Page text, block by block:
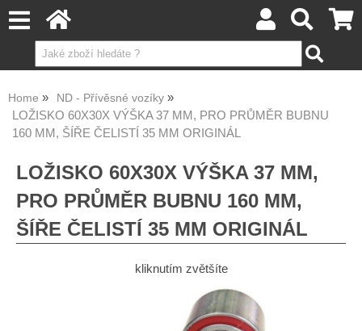
Home ND - Přívěsné vozíky
LOŽISKO 60X30X VÝŠKA 37 MM, PRO PRŮMĚR BUBNU
160 MM, ŠÍŘE ČELISTÍ 35 MM ORIGINÁL
LOŽISKO 60X30X VÝŠKA 37 MM,
PRO PRŮMĚR BUBNU 160 MM,
ŠÍŘE ČELISTÍ 35 MM ORIGINÁL
kliknutím zvětšíte